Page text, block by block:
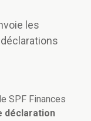
les
SPF Finances
déclaration